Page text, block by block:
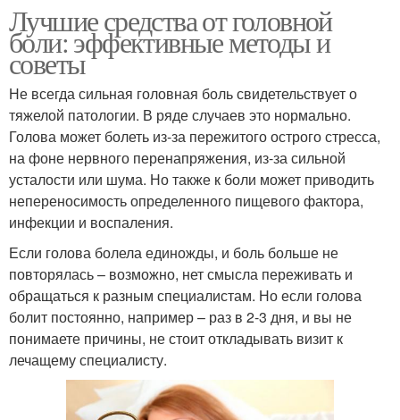
Лучшие средства от головной
боли: эффективные методы и
советы
Не всегда сильная головная боль свидетельствует о
тяжелой патологии. В ряде случаев это нормально.
Голова может болеть из-за пережитого острого стресса,
на фоне нервного перенапряжения, из-за сильной
усталости или шума. Но также к боли может приводить
непереносимость определенного пищевого фактора,
инфекции и воспаления.
Если голова болела единожды, и боль больше не
повторялась – возможно, нет смысла переживать и
обращаться к разным специалистам. Но если голова
болит постоянно, например – раз в 2-3 дня, и вы не
понимаете причины, не стоит откладывать визит к
лечащему специалисту.